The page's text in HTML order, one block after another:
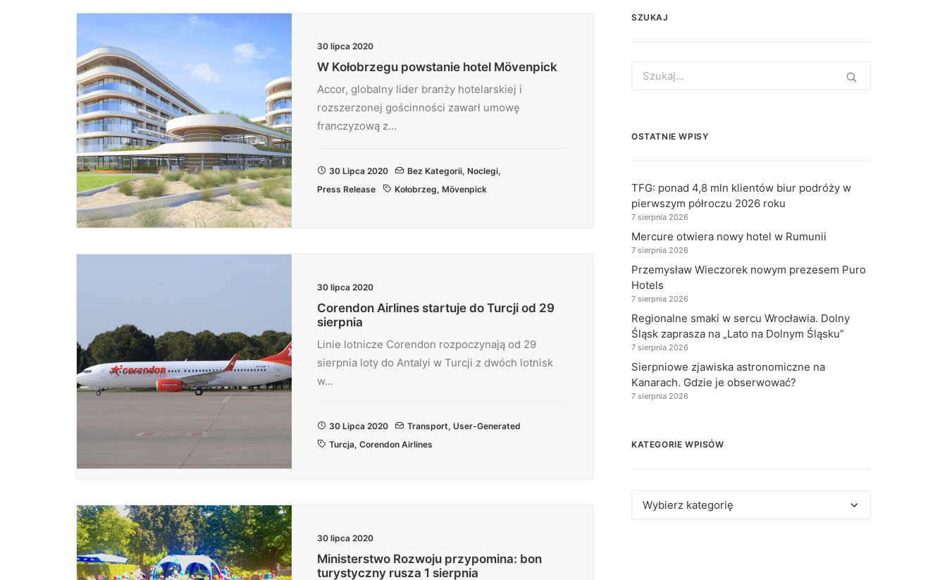
30 lipca 2020
W Kołobrzegu powstanie hotel Mövenpick
Accor, globalny lider branży hotelarskiej i
rozszerzonej gościnności zawarł umowę
franczyzową z…
30 Lipca 2020 Bez Kategorii, Noclegi,
Press Release
Kołobrzeg, Mövenpick
30 lipca 2020
Corendon Airlines startuje do Turcji od 29
sierpnia
Linie lotnicze Corendon rozpoczynają od 29
sierpnia loty do Antalyi w Turcji z dwóch lotnisk
w…
30 Lipca 2020 Transport, User-Generated
Turcja, Corendon Airlines
30 lipca 2020
Ministerstwo Rozwoju przypomina: bon
turystyczny rusza 1 sierpnia
SZUKAJ
for:
OSTATNIE WPISY
TFG: ponad 4,8 mln klientów biur podróży w
pierwszym półroczu 2026 roku
7 sierpnia 2026
Mercure otwiera nowy hotel w Rumunii
7 sierpnia 2026
Przemysław Wieczorek nowym prezesem Puro
Hotels
7 sierpnia 2026
Regionalne smaki w sercu Wrocławia. Dolny
Śląsk zaprasza na „Lato na Dolnym Śląsku”
7 sierpnia 2026
Sierpniowe zjawiska astronomiczne na
Kanarach. Gdzie je obserwować?
7 sierpnia 2026
KATEGORIE WPISÓW
Kategorie